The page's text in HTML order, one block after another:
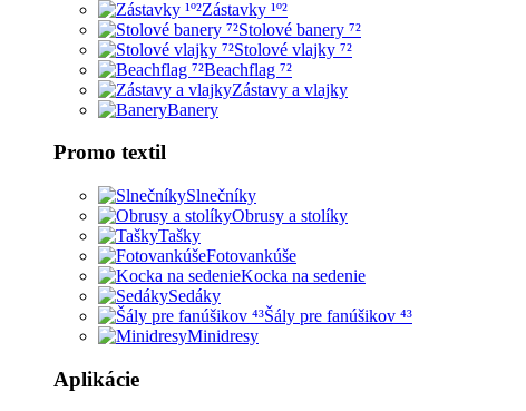
Zástavky ¹º²
Stolové banery ⁷²
Stolové vlajky ⁷²
Beachflag ⁷²
Zástavy a vlajky
Banery
Promo textil
Slnečníky
Obrusy a stolíky
Tašky
Fotovankúše
Kocka na sedenie
Sedáky
Šály pre fanúšikov ⁴³
Minidresy
Aplikácie